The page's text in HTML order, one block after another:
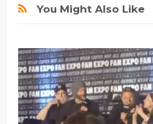
You Might Also Like